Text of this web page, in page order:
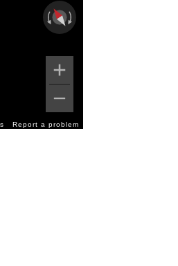
Report a problem